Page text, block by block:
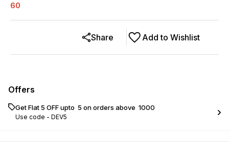
60
Add to Wishlist
Share
Offers
Get Flat ₹5 OFF upto ₹ 5 on orders above ₹ 1000
Use code - DEV5